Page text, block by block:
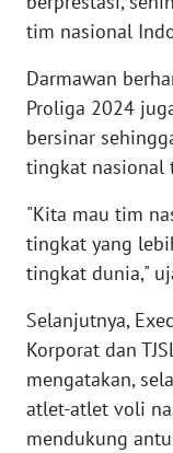
tim nasional
Darmawan
Proliga 2024
bersinar
tingkat nasional
"Kita mau tim
tingkat yang
tingkat dunia,"
Selanjutnya,
Korporat dan
mengatakan,
atlet-atlet voli
mendukung
SUMSEL
WN
BENGKULU
LAMPUNG
WN
JATENG
WN
NUSANTARA
WN
JOGJA